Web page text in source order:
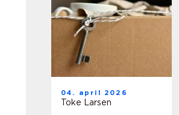
04. april 2026
Toke Larsen